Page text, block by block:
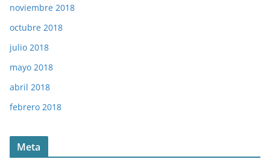
noviembre 2018
octubre 2018
julio 2018
mayo 2018
abril 2018
febrero 2018
Meta